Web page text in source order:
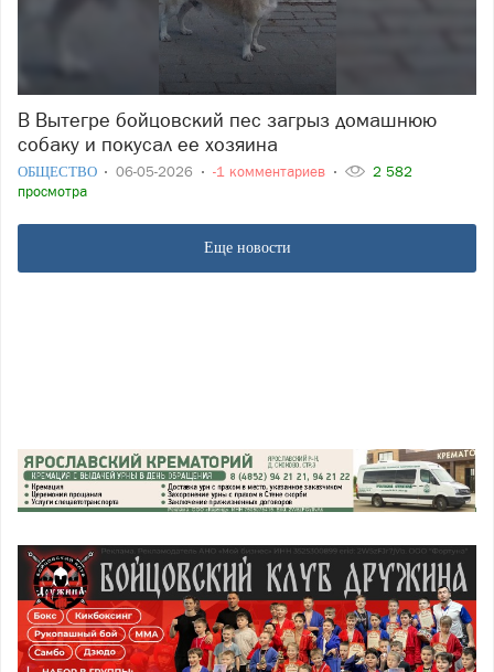
В Вытегре бойцовский пес загрыз домашнюю
собаку и покусал ее хозяина
ОБЩЕСТВО 06-05-2026 -1 комментариев
2 582
просмотра
Еще новости